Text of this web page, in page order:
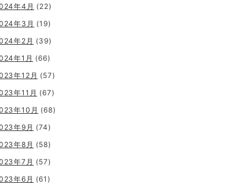
年4月 (22)
年3月 (19)
年2月 (39)
年1月 (66)
年12月 (57)
年11月 (67)
年10月 (68)
年9月 (74)
年8月 (58)
年7月 (57)
年6月 (61)